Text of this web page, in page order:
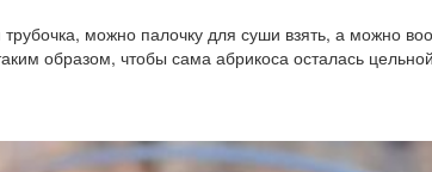
можно палочку для суши взять, а можно
образом, чтобы сама абрикоса осталась